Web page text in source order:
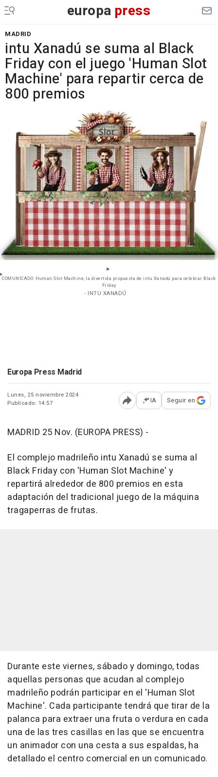
europa press
MADRID
intu Xanadú se suma al Black
Friday con el juego 'Human Slot
Machine' para repartir cerca de
800 premios
COMUNICADO: Human Slot Machine, la divertida propuesta de intu Xanadú para celebrar Black
Friday
- INTU XANADÚ
Europa Press Madrid
Lunes, 25 noviembre 2024
Publicado: 14:57
Abrir opciones para
IA Seguir en
MADRID 25 Nov. (EUROPA PRESS) -
El complejo madrileño intu Xanadú se suma al
Black Friday con 'Human Slot Machine' y
repartirá alrededor de 800 premios en esta
adaptación del tradicional juego de la máquina
tragaperras de frutas.
Durante este viernes, sábado y domingo, todas
aquellas personas que acudan al complejo
madrileño podrán participar en el 'Human Slot
Machine'. Cada participante tendrá que tirar de la
palanca para extraer una fruta o verdura en cada
una de las tres casillas en las que se encuentra
un animador con una cesta a sus espaldas, ha
detallado el centro comercial en un comunicado.